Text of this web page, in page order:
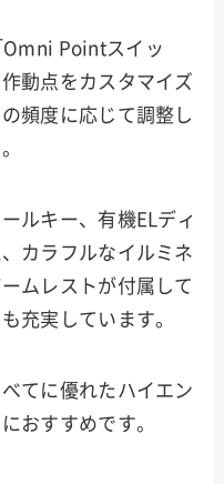
Omni Pointスイッ
動点をカスタマイズ
頻度に応じて調整し
ルキー、有機ELディ
カラフルなイルミネ
ムレストが付属して
充実しています。
てに優れたハイエン
おすすめです。